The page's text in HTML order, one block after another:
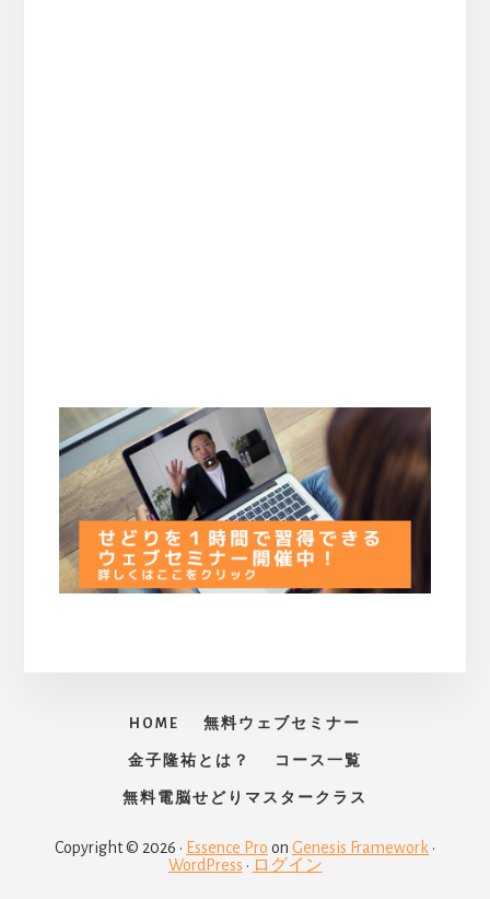
HOME 無料ウェブセミナー
金子隆祐とは？ コース一覧
無料電脳せどりマスタークラス
Copyright © 2026 · Essence Pro on Genesis Framework ·
WordPress · ログイン